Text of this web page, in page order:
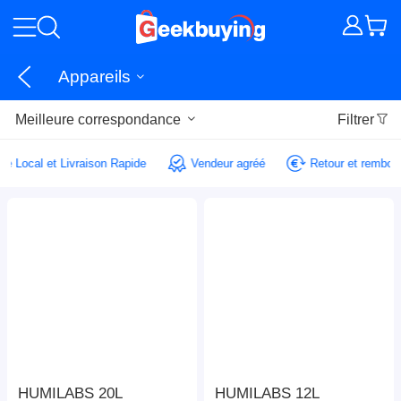
Appareils
Meilleure correspondance Filtrer
Local et Livraison Rapide Vendeur agréé Retour et
HUMILABS 20L
HUMILABS 12L